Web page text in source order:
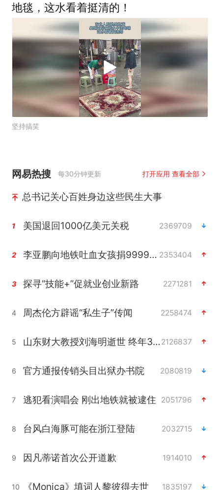
地毯，这水看着挺清的！
坚持搞笑
网易热搜 每30分钟更新 打开应用 查看全部
总书记关心百姓身边这些民生大事
1 美国退回1000亿美元关税 2369709
2 李亚鹏向地铁吐血女孩捐99999元 2353404
3 探寻“技能+”促就业创业新路 2271281
4 周杰伦方辟谣“私生子”传闻 2258474
5 山东财大教授刘海明逝世 终年38岁2126837
6 官方通报传销头目出狱办书院 2080819
7 逃犯看演唱会 刚出地铁就被逮住 2051796
8 台风白海豚可能在浙江登陆 2032715
9 因凡蒂诺首次公开道歉 1914010
10 《Monica》填词人黎彼得去世 1835197